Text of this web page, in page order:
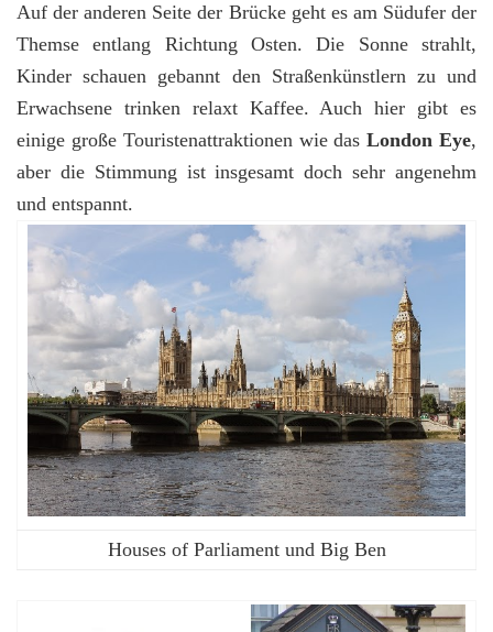
Auf der anderen Seite der Brücke geht es am Südufer der
Themse entlang Richtung Osten. Die Sonne strahlt,
Kinder schauen gebannt den Straßenkünstlern zu und
Erwachsene trinken relaxt Kaffee. Auch hier gibt es
einige große Touristenattraktionen wie dasLondon Eye,
aber die Stimmung ist insgesamt doch sehr angenehm
und entspannt.
Houses of Parliament und Big Ben